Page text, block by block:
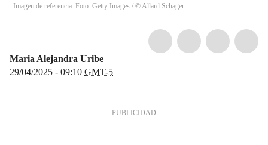
Imagen de referencia. Foto: Getty Images / © Allard Schager
Maria Alejandra Uribe
29/04/2025 - 09:10 GMT-5